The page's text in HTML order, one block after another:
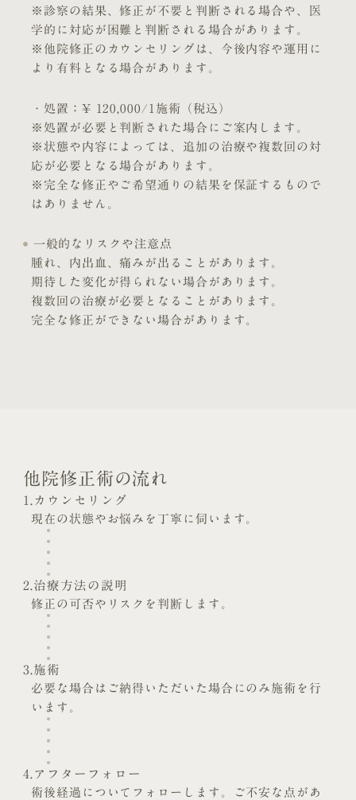
※診察の結果、修正が不要と判断される場合や、医
学的に対応が困難と判断される場合があります。
※他院修正のカウンセリングは、今後内容や運用に
より有料となる場合があります。
・処置：¥ 120,000/1施術（税込）
※処置が必要と判断された場合にご案内します。
※状態や内容によっては、追加の治療や複数回の対
応が必要となる場合があります。
※完全な修正やご希望通りの結果を保証するもので
はありません。
一般的なリスクや注意点
腫れ、内出血、痛みが出ることがあります。
期待した変化が得られない場合があります。
複数回の治療が必要となることがあります。
完全な修正ができない場合があります。
他院修正術の流れ
1.カウンセリング
現在の状態やお悩みを丁寧に伺います。
2.治療方法の説明
修正の可否やリスクを判断します。
3.施術
必要な場合はご納得いただいた場合にのみ施術を行
います。
4.アフターフォロー
術後経過についてフォローします。ご不安な点があ